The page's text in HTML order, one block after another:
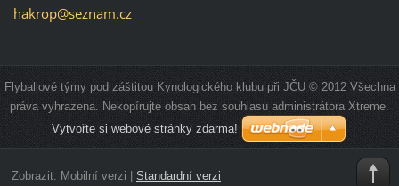
hakrop@seznam.cz
Flyballové týmy pod záštitou Kynologického klubu při JČU © 2012 Všechna
práva vyhrazena. Nekopírujte obsah bez souhlasu administrátora Xtreme.
Vytvořte si webové stránky zdarma!
Zobrazit: Mobilní verzi Standardní verzi